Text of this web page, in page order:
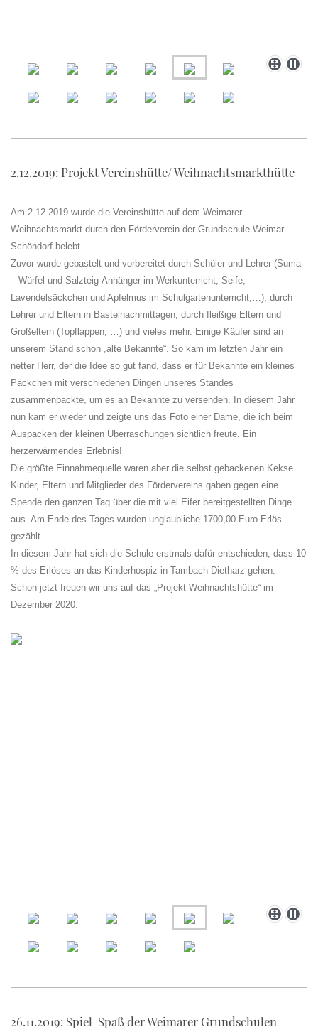
2.12.2019: Projekt Vereinshütte/ Weihnachtsmarkthütte
Am 2.12.2019 wurde die Vereinshütte auf dem Weimarer
Weihnachtsmarkt durch den Förderverein der Grundschule Weimar
Schöndorf belebt.
Zuvor wurde gebastelt und vorbereitet durch Schüler und Lehrer (Suma
– Würfel und Salzteig-Anhänger im Werkunterricht, Seife,
Lavendelsäckchen und Apfelmus im Schulgartenunterricht,…), durch
Lehrer und Eltern in Bastelnachmittagen, durch fleißige Eltern und
Großeltern (Topflappen, …) und vieles mehr. Einige Käufer sind an
unserem Stand schon „alte Bekannte“. So kam im letzten Jahr ein
netter Herr, der die Idee so gut fand, dass er für Bekannte ein kleines
Päckchen mit verschiedenen Dingen unseres Standes
zusammenpackte, um es an Bekannte zu versenden. In diesem Jahr
nun kam er wieder und zeigte uns das Foto einer Dame, die ich beim
Auspacken der kleinen Überraschungen sichtlich freute. Ein
herzerwärmendes Erlebnis!
Die größte Einnahmequelle waren aber die selbst gebackenen Kekse.
Kinder, Eltern und Mitglieder des Fördervereins gaben gegen eine
Spende den ganzen Tag über die mit viel Eifer bereitgestellten Dinge
aus. Am Ende des Tages wurden unglaubliche 1700,00 Euro Erlös
gezählt.
In diesem Jahr hat sich die Schule erstmals dafür entschieden, dass 10
% des Erlöses an das Kinderhospiz in Tambach Dietharz gehen.
Schon jetzt freuen wir uns auf das „Projekt Weihnachtshütte“ im
Dezember 2020.
26.11.2019: Spiel-Spaß der Weimarer Grundschulen